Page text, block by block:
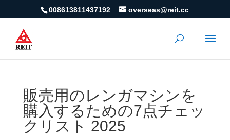
008613811437192 overseas@reit.cc
販売用のレンガマシンを
購入するための7点チェッ
クリスト 2025